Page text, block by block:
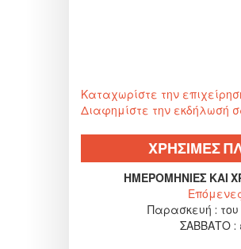
Καταχωρίστε την
Διαφημίστε την εκδήλωσή
ΧΡΗΣΙΜΕΣ
ΗΜΕΡΟΜΗΝΊΕΣ ΚΑΙ
Παρασκευή :
ΣΑΒΒΑΤΟ :